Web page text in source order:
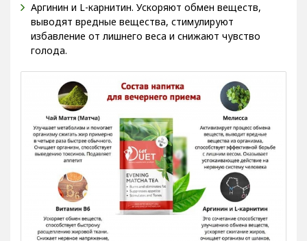
Аргинин и L-карнитин. Ускоряют обмен веществ,
выводят вредные вещества, стимулируют
избавление от лишнего веса и снижают чувство
голода.